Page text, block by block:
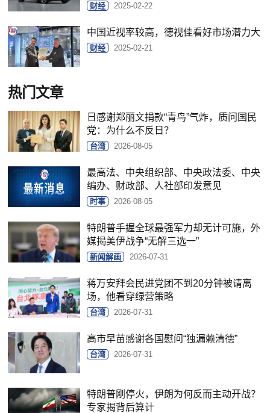
财经 2025-02-22
中国近视率较高，德视佳看好市场潜力大
财经 2025-02-21
热门文章
日感谢郑丽文捐款“青鸟”气炸，质问国民
党：为什么不反日？
台湾 2026-08-05
最高法、中央组织部、中央政法委、中央
编办、财政部、人社部印发意见
时事 2026-08-05
特朗普手握全球最强军力却无计可施，外
媒揭美伊战争“无解三选一”
新闻解画 2026-07-31
蒋万安拜会民进党团不到20分钟被请离
场，他看穿绿营策略
台湾 2026-07-31
高市早苗感谢各国慰问“独漏赖清德”
台湾 2026-07-31
特朗普刚停火，伊朗为何反而主动开战？
专家揭背后算计